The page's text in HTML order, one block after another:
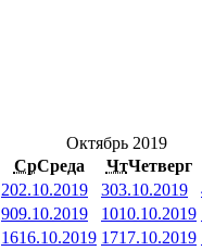
Октябрь 2019
СрСреда ЧтЧетверг
202.10.2019 303.10.2019
909.10.2019 1010.10.2019
1616.10.2019 1717.10.2019